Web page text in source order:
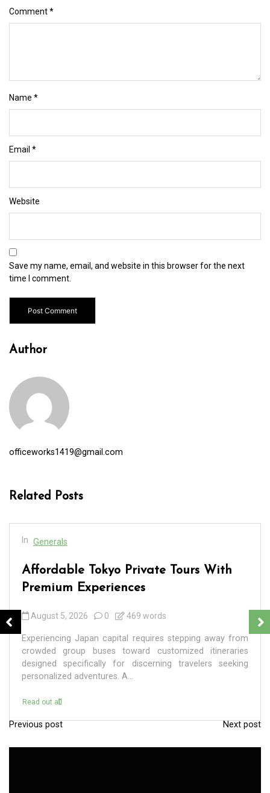
Comment*
Name *
Email *
Website
Save my name, email, and website in this browser for the next
time I comment.
Author
officeworks1419@gmail.com
Related Posts
In Generals
Affordable Tokyo Private Tours With
Premium Experiences
August 5, 2026 0 469 words
Experiencing Japan capital requires stepping away from
crowded group buses toward customized itineraries
designed specifically for discerning travelers seeking
personalized adventures. A...
Read out all
P
o
Previous post Next post